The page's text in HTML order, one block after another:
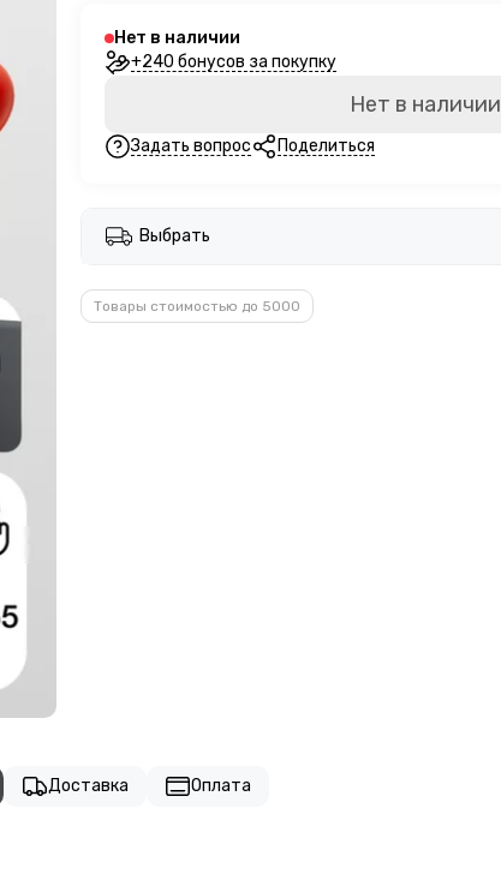
Нет в наличии
+240 бонусов за покупку
Нет в наличии
Задать вопрос Поделиться
Выбрать
Товары стоимостью до 5000
Доставка Оплата